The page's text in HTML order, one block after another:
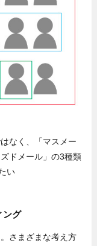
なく、「マスメー
ドメール」の3種類
い
ング
さまざまな考え方